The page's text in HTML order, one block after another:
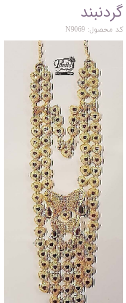
گردنبند
کد محصول: N9069